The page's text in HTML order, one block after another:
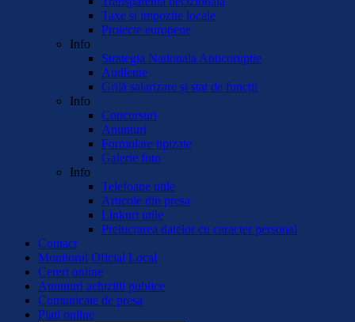
Taxe si impozite locale
Proiecte europene
Info
Strategia Nationala Anticoruptie
Audiente
Grilă salarizare și stat de funcții
Info
Concursuri
Anunturi
Formulare tipizate
Galerie foto
Info
Telefoane utile
Articole din presa
Linkuri utile
Prelucrarea datelor cu caracter personal
Contact
Monitorul Oficial Local
Cereri online
Anunturi achizitii publice
Comunicate de presa
Plati online